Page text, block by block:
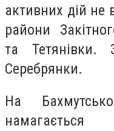
активних дій не
райони
та Тетянівки.
Серебрянки.
На
намагається